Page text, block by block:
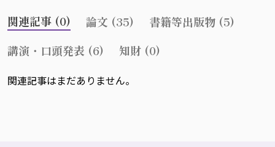
関連記事 (0) 論文 (35)
書籍等出版物 (5)
講演・口頭発表 (6)
知財 (0)
関連記事はまだありません。